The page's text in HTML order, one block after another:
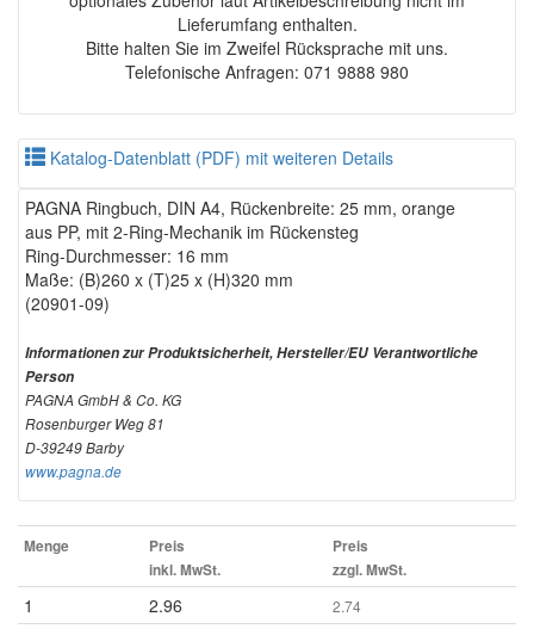
Lieferumfang enthalten.
Bitte halten Sie im Zweifel Rücksprache mit uns.
Telefonische Anfragen: 071 9888 980
Katalog-Datenblatt (PDF) mit weiteren Details
PAGNA Ringbuch, DIN A4, Rückenbreite: 25 mm, orange
aus PP, mit 2-Ring-Mechanik im Rückensteg
Ring-Durchmesser: 16 mm
Maße: (B)260 x (T)25 x (H)320 mm
(20901-09)
Informationen zur Produktsicherheit, Hersteller/EU Verantwortliche
Person
PAGNA GmbH & Co. KG
Rosenburger Weg 81
D-39249 Barby
www.pagna.de
Menge
Preis
inkl. MwSt.
Preis
zzgl. MwSt.
1 2.96 2.74